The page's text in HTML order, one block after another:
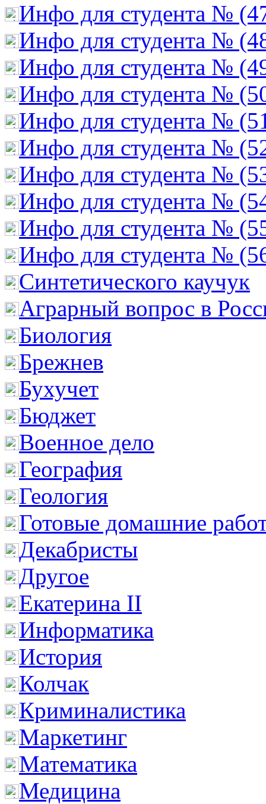
Инфо для студента №
Инфо для студента №
Инфо для студента №
Инфо для студента №
Инфо для студента №
Инфо для студента №
Инфо для студента №
Инфо для студента №
Инфо для студента №
Инфо для студента №
Cинтетического каучук
Аграрный вопрос в
Биология
Брежнев
Бухучет
Бюджет
Военное дело
География
Геология
Готовые домашние
Декабристы
Другое
Екатерина II
Информатика
История
Колчак
Криминалистика
Маркетинг
Математика
Медицина